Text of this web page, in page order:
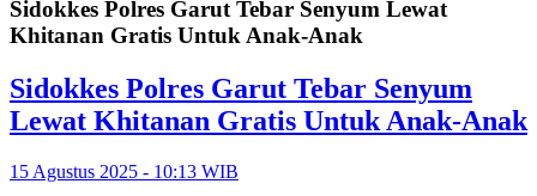
Sidokkes Polres Garut Tebar Senyum Lewat
Khitanan Gratis Untuk Anak-Anak
Sidokkes Polres Garut Tebar Senyum
Lewat Khitanan Gratis Untuk Anak-Anak
15 Agustus 2025 - 10:13 WIB